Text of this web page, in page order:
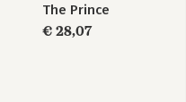
The Prince
€ 28,07